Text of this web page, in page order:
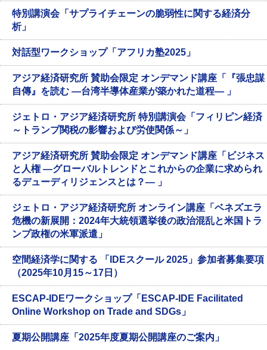
特別講演会「サプライチェーンの脆弱性に関する経済分
析」
対話型ワークショップ「アフリカ塾2025」
アジア経済研究所 賛助会限定 オンデマンド講座「『張忠謀
自傳』を読む ―台湾半導体産業が築かれた道程― 」
ジェトロ・アジア経済研究所 特別講演会「フィリピン経済
～トランプ関税の影響および労使関係～」
アジア経済研究所 賛助会限定 オンデマンド講座「ビジネス
と人権 ―グローバルトレンドとこれからの企業に求められ
るデューディリジェンスとは？― 」
ジェトロ・アジア経済研究所 オンライン講座「ベネズエラ
危機の新展開：2024年大統領選挙後の政治混乱と米国トラ
ンプ政権の米軍派遣」
空間経済学に関する 「IDEスクール 2025」参加者募集要項
（2025年10月15～17日）
ESCAP-IDEワークショップ「ESCAP-IDE Facilitated
Online Workshop on Trade and SDGs」
夏期公開講座「2025年度夏期公開講座のご案内」